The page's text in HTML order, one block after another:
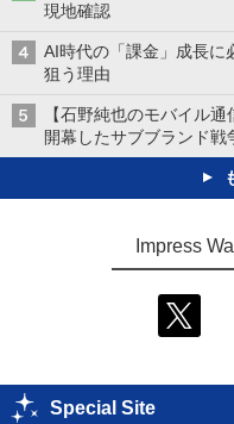
現地確認
AI時代の「課金」成長
狙う理由
【石野純也のモバイル
開幕したサブブランド戦
Impress
Special Site